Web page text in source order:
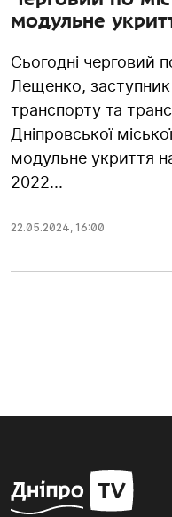
модульне
Сьогодні черговий
Лещенко,
транспорту та
Дніпровської
модульне укриття
2022...
22.05.2024, 16:00